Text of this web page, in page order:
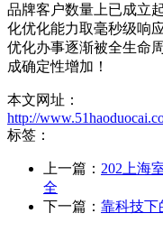
品牌客户数量上已成立
化优化能力取毫秒级响
优化办事逐渐被全生命
成确定性增加！
本文网址：
http://
标签：
上一篇： 202上海
全
下一篇： 靠科技下